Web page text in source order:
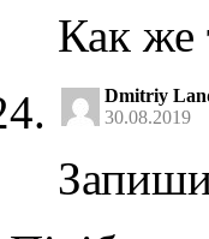
Как же
Dmitriy
30.08.2019